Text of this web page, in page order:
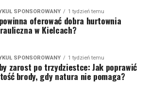
SPONSOROWANY 1 tydzień temu
oferować dobra hurtownia
w Kielcach?
SPONSOROWANY 1 tydzień temu
zarost po trzydziestce: Jak poprawić
brody, gdy natura nie pomaga?